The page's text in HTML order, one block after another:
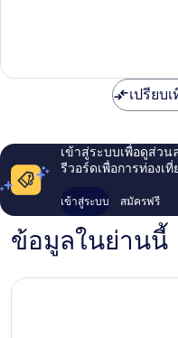
เปรียบ
เข้าสู่ระบบเพื่อดูส่ว
รีวอร์ดเพื่อการท่องเ
เข้าสู่ระบบ สมัครฟรี
ข้อมูลในย่านนี้